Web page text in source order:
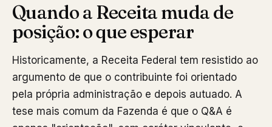
Quando a Receita muda de
posição: o que esperar
Historicamente, a Receita Federal tem resistido ao
argumento de que o contribuinte foi orientado
pela própria administração e depois autuado. A
tese mais comum da Fazenda é que o Q&A é